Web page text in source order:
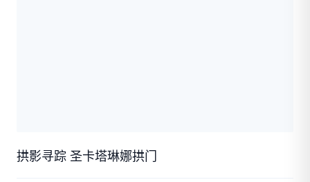
拱影寻踪 圣卡塔琳娜拱门